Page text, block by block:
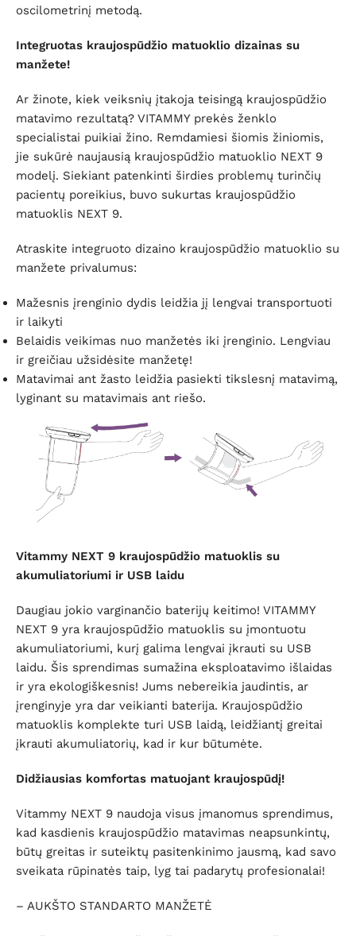
oscilometrinį metodą.
Integruotas kraujospūdžio matuoklio dizainas su
manžete!
Ar žinote, kiek veiksnių įtakoja teisingą kraujospūdžio
matavimo rezultatą? VITAMMY prekės ženklo
specialistai puikiai žino. Remdamiesi šiomis žiniomis,
jie sukūrė naujausią kraujospūdžio matuoklio NEXT 9
modelį. Siekiant patenkinti širdies problemų turinčių
pacientų poreikius, buvo sukurtas kraujospūdžio
matuoklis NEXT 9.
Atraskite integruoto dizaino kraujospūdžio matuoklio su
manžete privalumus:
Mažesnis įrenginio dydis leidžia jį lengvai transportuoti
ir laikyti
Belaidis veikimas nuo manžetės iki įrenginio. Lengviau
ir greičiau užsidėsite manžetę!
Matavimai ant žasto leidžia pasiekti tikslesnį matavimą,
lyginant su matavimais ant riešo.
Vitammy NEXT 9 kraujospūdžio matuoklis su
akumuliatoriumi ir USB laidu
Daugiau jokio varginančio baterijų keitimo! VITAMMY
NEXT 9 yra kraujospūdžio matuoklis su įmontuotu
akumuliatoriumi, kurį galima lengvai įkrauti su USB
laidu. Šis sprendimas sumažina eksploatavimo išlaidas
ir yra ekologiškesnis! Jums nebereikia jaudintis, ar
įrenginyje yra dar veikianti baterija. Kraujospūdžio
matuoklis komplekte turi USB laidą, leidžiantį greitai
įkrauti akumuliatorių, kad ir kur būtumėte.
Didžiausias komfortas matuojant kraujospūdį!
Vitammy NEXT 9 naudoja visus įmanomus sprendimus,
kad kasdienis kraujospūdžio matavimas neapsunkintų,
būtų greitas ir suteiktų pasitenkinimo jausmą, kad savo
sveikata rūpinatės taip, lyg tai padarytų profesionalai!
– AUKŠTO STANDARTO MANŽETĖ